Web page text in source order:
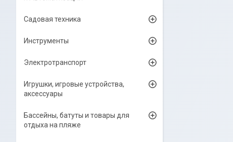
Садовая техника
Инструменты
Электротранспорт
Игрушки, игровые устройства,
аксессуары
Бассейны, батуты и товары для
отдыха на пляже